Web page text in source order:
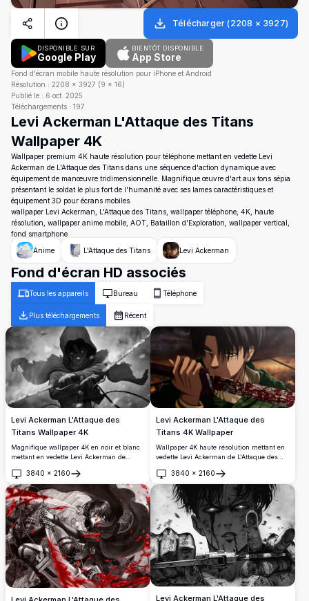
Télécharger (2208 × 3927)
DISPONIBLE SUR
Google Play
BIENTÔT DISPONIBLE
App Store
Fond d'écran mobile haute résolution pour iPhone et Android
Résolution : 2208 × 3927 (9 × 16)
Publié le : 6 oct. 2025
Téléchargements : 197
Levi Ackerman L'Attaque des Titans
Wallpaper 4K
Wallpaper premium 4K haute résolution pour téléphone mettant en vedette Levi
Ackerman de L'Attaque des Titans dans une séquence d'action dynamique avec
équipement de manœuvre tridimensionnelle. Magnifique œuvre d'art aux tons sépia
présentant le soldat le plus fort de l'humanité avec ses lames caractéristiques et
équipement 3D pour écrans mobiles.
wallpaper Levi Ackerman, L'Attaque des Titans, wallpaper téléphone, 4K, haute
résolution, wallpaper anime mobile, AOT, Bataillon d'Exploration, wallpaper vertical,
fond smartphone
Anime
L'Attaque des Titans Levi Ackerman
Fond d'écran HD associés
Tous les appareils Bureau Téléphone
Plus téléchargements Récent
Levi Ackerman L'Attaque des
Titans Wallpaper 4K
Magnifique wallpaper 4K en noir et blanc
mettant en vedette Levi Ackerman de
combat dramatique. Œuvre d'art animé
haute résolution présentant le capitaine du
Bataillon d'Exploration avec son
équipement tridimensionnel iconique et
son expression déterminée sur fond
orageux.
3840 × 2160
Ouvrir
Levi Ackerman L'Attaque des
Titans 4K Wallpaper
Wallpaper 4K haute résolution mettant en
vedette Levi Ackerman de L'Attaque des
Magnifique artwork d'anime présentant le
capitaine du Bataillon d'Exploration dans
une scène de combat dramatique avec un
éclairage intense et des effets
atmosphériques d'arrière-plan parfaits
pour l'affichage de bureau.
3840 × 2160
Ouvrir
Levi Ackerman L'Attaque des